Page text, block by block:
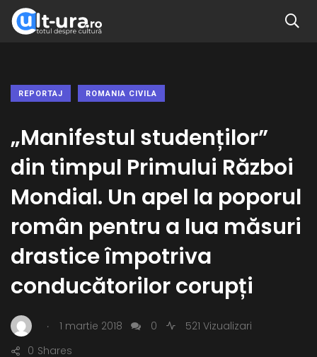
REPORTAJ ROMANIA CIVILA
„Manifestul studenților”
din timpul Primului Război
Mondial. Un apel la poporul
român pentru a lua măsuri
drastice împotriva
conducătorilor corupți
. 1 martie 2018 0
521 Vizualizari
Shares
0